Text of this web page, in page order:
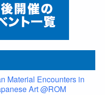
Material Encounters in
Art @ROM